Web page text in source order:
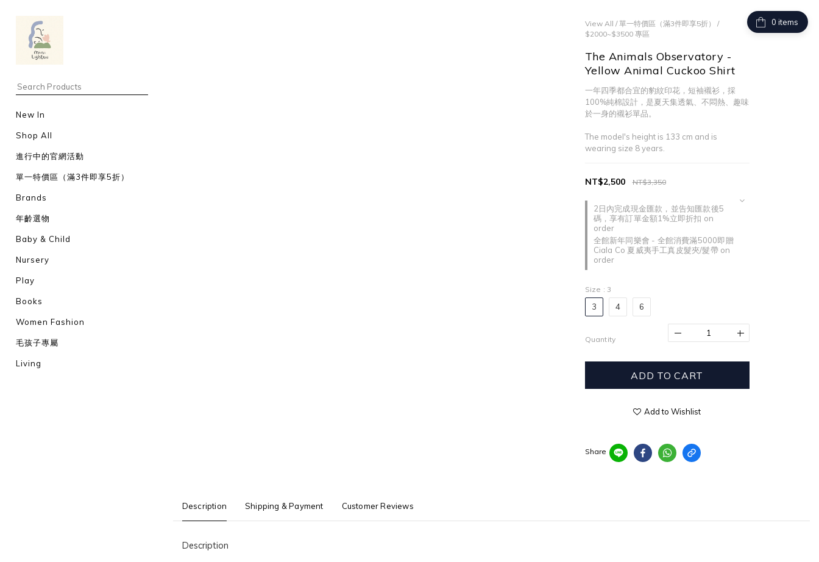
New In
Shop All
進行中的官網活動
單一特價區（滿3件即享5折）
Brands
年齡選物
Baby & Child
Nursery
Play
Books
Women Fashion
毛孩子專屬
Living
items
View All /單一特價區（滿3件即享5折）
/
$2000~$3500 專區
The Animals Observatory -
Yellow Animal Cuckoo Shirt
一年四季都合宜的豹紋印花，短袖襯衫，採
100%純棉設計，是夏天集透氣、不悶熱、趣味
於一身的襯衫單品。
The model's height is 133 cm and is
wearing size 8 years.
2日內完成現金匯款，並告知匯款後5
碼，享有訂單金額1%立即折扣 on
order
全館新年同樂會 - 全館消費滿5000即贈
Ciala Co 夏威夷手工真皮髮夾/髮帶 on
order
NT$3,350
NT$2,500
Size : 3
3 4 6
Quantity
ADD TO CART
Add to Wishlist
Share
Description Shipping & Payment Customer Reviews
Description